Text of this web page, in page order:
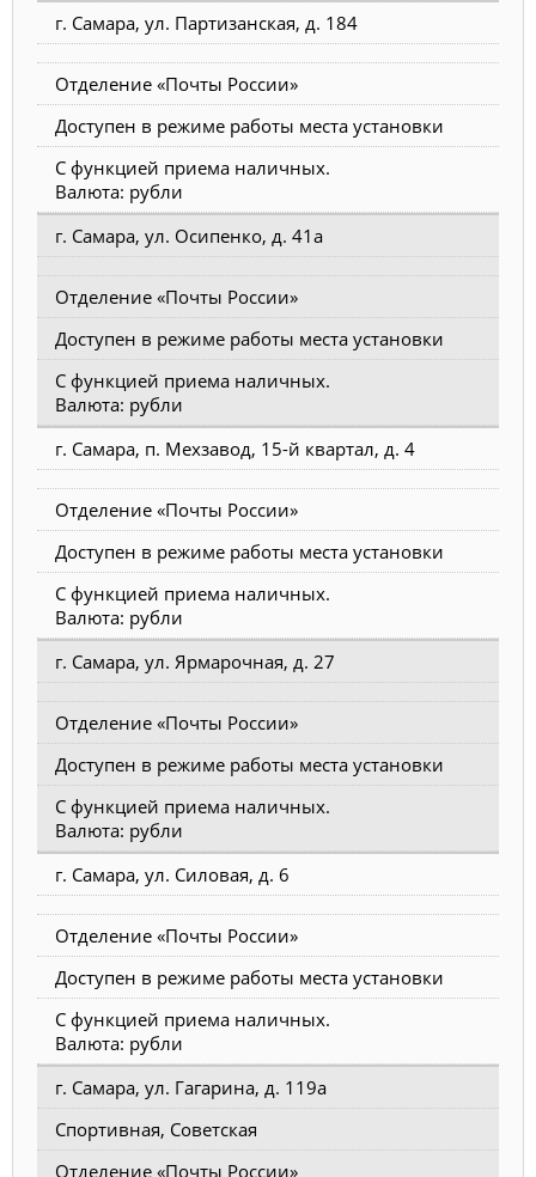
г. Самара, ул. Партизанская, д. 184
Отделение «Почты России»
Доступен в режиме работы места установки
С функцией приема наличных.
Валюта: рубли
г. Самара, ул. Осипенко, д. 41а
Отделение «Почты России»
Доступен в режиме работы места установки
С функцией приема наличных.
Валюта: рубли
г. Самара, п. Мехзавод, 15-й квартал, д. 4
Отделение «Почты России»
Доступен в режиме работы места установки
С функцией приема наличных.
Валюта: рубли
г. Самара, ул. Ярмарочная, д. 27
Отделение «Почты России»
Доступен в режиме работы места установки
С функцией приема наличных.
Валюта: рубли
г. Самара, ул. Силовая, д. 6
Отделение «Почты России»
Доступен в режиме работы места установки
С функцией приема наличных.
Валюта: рубли
г. Самара, ул. Гагарина, д. 119а
Спортивная, Советская
Отделение «Почты России»